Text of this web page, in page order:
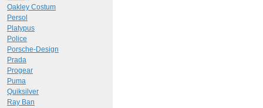
Oakley Costum
Persol
Platypus
Police
Porsche-Design
Prada
Progear
Puma
Quiksilver
Ray Ban